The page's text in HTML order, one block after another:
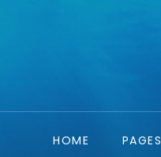
HOME PAGES